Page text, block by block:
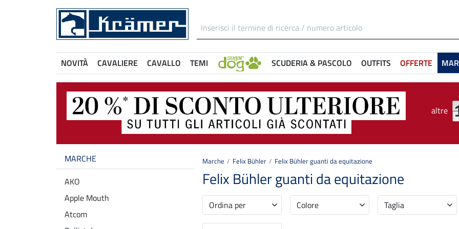
NOVITÀ CAVALIERE CAVALLO TEMI SCUDERIA & PASCOLO OUTFITS OFFERTE
altre
MARCHE
AKO
Apple Mouth
Atcom
Marche Felix Bühler Felix Bühler guanti da equitazione
Felix Bühler guanti da equitazione
Ordina per Colore Taglia